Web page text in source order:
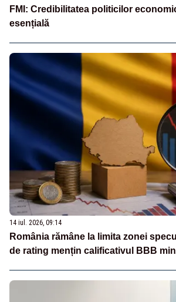
FMI: Credibilitatea politicilor
esențială
14 iul. 2026, 09:14
România rămâne la limita zonei
de rating mențin calificativul BBB